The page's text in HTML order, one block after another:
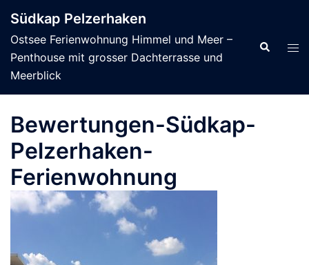
Inhalt
springen
Südkap Pelzerhaken
Ostsee Ferienwohnung Himmel und Meer –
Penthouse mit grosser Dachterrasse und
Meerblick
Suche
Bewertungen-Südkap-
Pelzerhaken-
Ferienwohnung